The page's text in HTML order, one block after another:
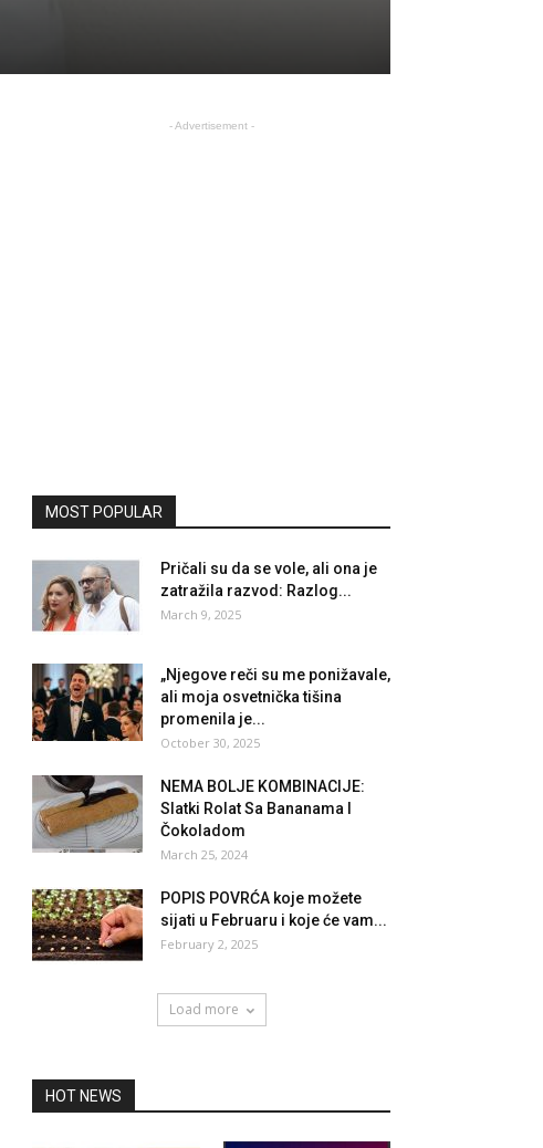
- Advertisement -
MOST POPULAR
Pričali su da se vole, ali ona je
zatražila razvod: Razlog...
March 9, 2025
„Njegove reči su me ponižavale,
ali moja osvetnička tišina
promenila je...
October 30, 2025
NEMA BOLJE KOMBINACIJE:
Slatki Rolat Sa Bananama I
Čokoladom
March 25, 2024
POPIS POVRĆA koje možete
sijati u Februaru i koje će vam...
February 2, 2025
Load more
HOT NEWS